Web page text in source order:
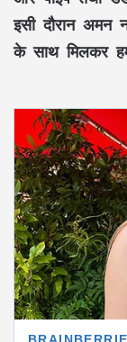
इसी दौरान
के साथ मिलकर